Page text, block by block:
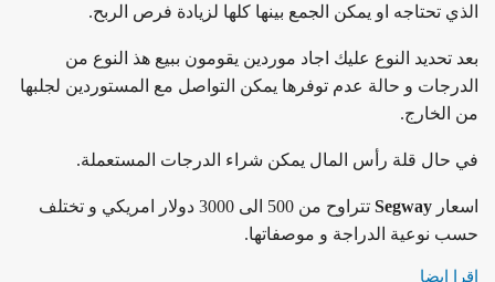
الذي تحتاجه او يمكن الجمع بينها كلها لزيادة فرص الربح.
بعد تحديد النوع عليك اجاد موردين يقومون ببيع هذ النوع من
الدرجات و حالة عدم توفرها يمكن التواصل مع المستوردين لجلبها
من الخارج.
في حال قلة رأس المال يمكن شراء الدرجات المستعملة.
اسعار Segway
تتراوح من 500 الى 3000 دولار امريكي و تختلف
حسب نوعية الدراجة و موصفاتها.
اقرا ايضا